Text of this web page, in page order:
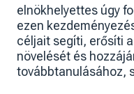
elnökhelyettes úgy
ezen
céljait segíti, erősíti
növelését és
továbbtanulásához,